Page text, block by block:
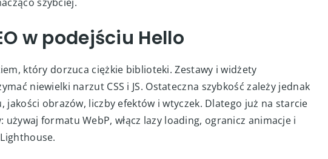
w podejściu Hello
który dorzuca ciężkie biblioteki. Zestawy i widżety
niewielki narzut CSS i JS. Ostateczna szybkość zależy jednak
jakości obrazów, liczby efektów i wtyczek. Dlatego już na starcie
formatu WebP, włącz lazy loading, ogranicz animacje i